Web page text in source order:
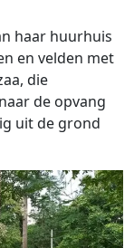
haar huurhuis
en velden met
die
de opvang
uit de grond